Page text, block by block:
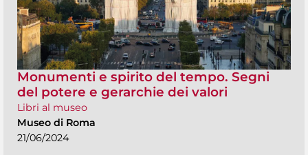
Monumenti e spirito del tempo. Segni
del potere e gerarchie dei valori
Libri al museo
Museo di Roma
21/06/2024